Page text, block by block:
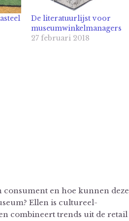
De literatuurlijst voor
museumwinkelmanagers
27 februari 2018
consument en hoe kunnen deze
Ellen is cultureel-
combineert trends uit de retail